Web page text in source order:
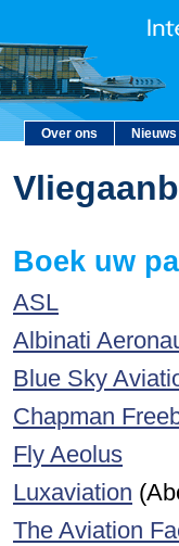
Over ons Nieuws
Boek uw
ASL
Albinati
Blue Sky
Chapman
Fly Aeolus
Luxaviation
The Aviation